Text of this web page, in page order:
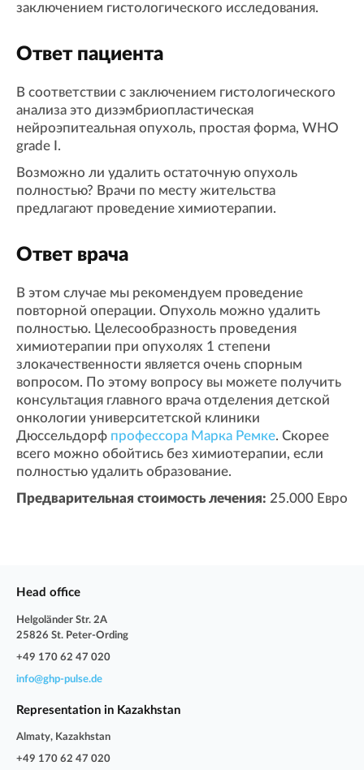
заключением гистологического исследования.
Ответ пациента
В соответствии с заключением гистологического
анализа это дизэмбриопластическая
нейроэпитеальная опухоль, простая форма, WHO
grade I.
Возможно ли удалить остаточную опухоль
полностью? Врачи по месту жительства
предлагают проведение химиотерапии.
Ответ врача
В этом случае мы рекомендуем проведение
повторной операции. Опухоль можно удалить
полностью. Целесообразность проведения
химиотерапии при опухолях 1 степени
злокачественности является очень спорным
вопросом. По этому вопросу вы можете получить
консультация главного врача отделения детской
онкологии университетской клиники
Дюссельдорф профессора Марка Ремке. Скорее
всего можно обойтись без химиотерапии, если
полностью удалить образование.
Предварительная стоимость лечения: 25.000 Евро
Head office
Helgoländer Str. 2A
25826 St. Peter-Ording
+49 170 62 47 020
info@ghp-pulse.de
Representation in Kazakhstan
Almaty, Kazakhstan
+49 170 62 47 020